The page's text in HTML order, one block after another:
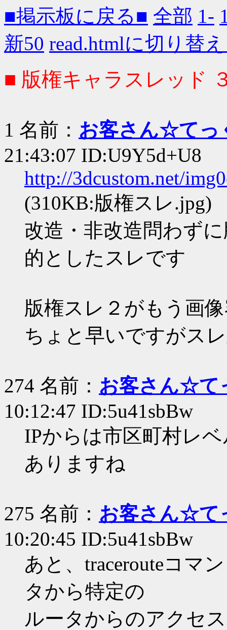
■掲示板に戻る■ 全部 1-
新50 read.htmlに切り替
■ 版権キャラスレッド
1 名前： お客さん☆てっ
21:43:07 ID:U9Y5d+U8
http://3dcustom.net/
(310KB:版権スレ.jpg)
改造・非改造問わず
的としたスレです
版権スレ２がもう画
ちょと早いですがス
274 名前： お客さん☆て
10:12:47 ID:5u41sbBw
IPからは市区町村レ
ありますね
275 名前： お客さん☆て
10:20:45 ID:5u41sbBw
あと、tracerouteコマ
タから特定の
ルータからのアクセ